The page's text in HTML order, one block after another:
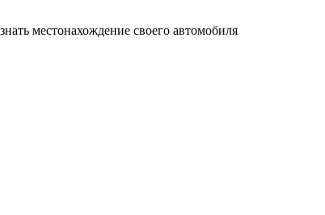
местонахождение своего автомобиля